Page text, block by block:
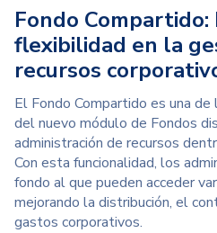
Fondo
flexibilidad en la
recursos
El Fondo Compartido es una de
del nuevo módulo de Fondos
administración de recursos
Con esta funcionalidad, los
fondo al que pueden acceder
mejorando la distribución, el
gastos corporativos.